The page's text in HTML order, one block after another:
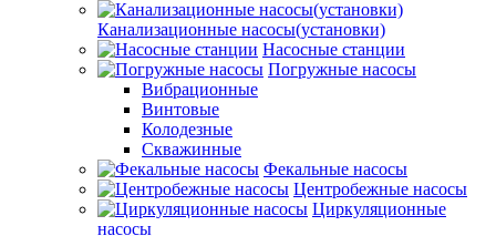
Канализационные насосы(установки)
Насосные станции
Погружные насосы
Вибрационные
Винтовые
Колодезные
Скважинные
Фекальные насосы
Центробежные насосы
Циркуляционные
насосы